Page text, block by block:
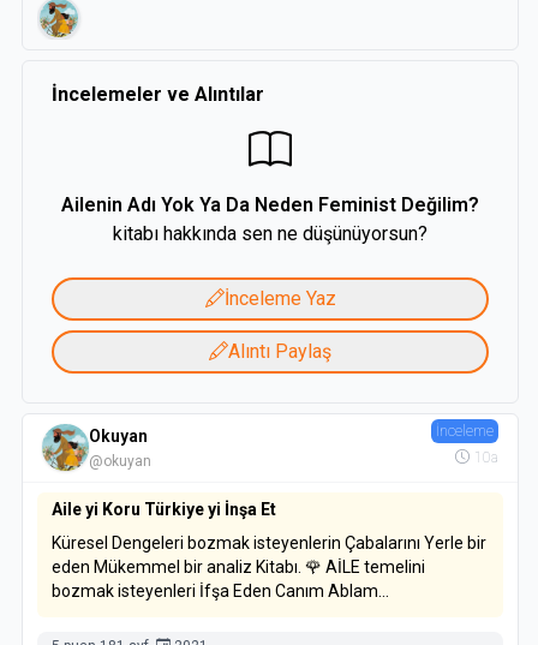
İncelemeler ve Alıntılar
Ailenin Adı Yok Ya Da Neden Feminist Değilim?
kitabı hakkında sen ne düşünüyorsun?
İnceleme Yaz
Alıntı Paylaş
Okuyan
@okuyan
İnceleme
10a
Aile yi Koru Türkiye yi İnşa Et
Küresel Dengeleri bozmak isteyenlerin Çabalarını Yerle bir
eden Mükemmel bir analiz Kitabı. 🌹 AİLE temelini
bozmak isteyenleri İfşa Eden Canım Ablam...